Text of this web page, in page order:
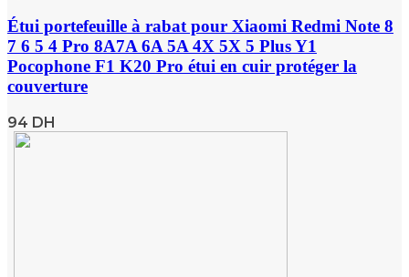
Étui portefeuille à rabat pour Xiaomi Redmi Note 8
7 6 5 4 Pro 8A7A 6A 5A 4X 5X 5 Plus Y1
Pocophone F1 K20 Pro étui en cuir protéger la
couverture
94 DH